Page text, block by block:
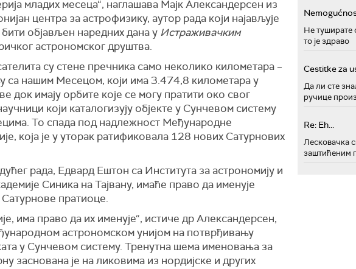
младих месеца“, наглашава Мајк Александерсен из
центра за астрофизику, аутор рада који најављује
објављен наредних дана у Истраживачким
астрономског друштва.
су стене пречника само неколико километара –
са нашим Месецом, који има 3.474,8 километара у
док имају орбите које се могу пратити око свог
који каталогизују објекте у Сунчевом систему
То спада под надлежност Међународне
која је у уторак ратификовала 128 нових Сатурнових
рада, Едвард Ештон са Института за астрономију и
Синика на Тајвану, имаће право да именује
пратиоце.
има право да их именује“, истиче др Александерсен,
астрономском унијом на потврђивању
у Сунчевом систему. Тренутна шема именовања за
заснована је на ликовима из нордијске и других
Не туширате
то је здраво
Cestitke za
Да ли сте
ручице
Re: Eh...
Лесковачка
заштићеним